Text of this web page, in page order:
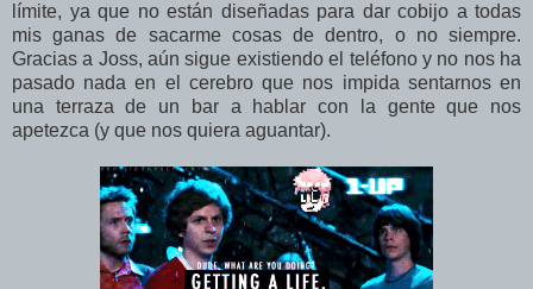
límite, ya que no están diseñadas para dar cobijo a todas
mis ganas de sacarme cosas de dentro, o no siempre.
Gracias a Joss, aún sigue existiendo el teléfono y no nos ha
pasado nada en el cerebro que nos impida sentarnos en
una terraza de un bar a hablar con la gente que nos
apetezca (y que nos quiera aguantar).